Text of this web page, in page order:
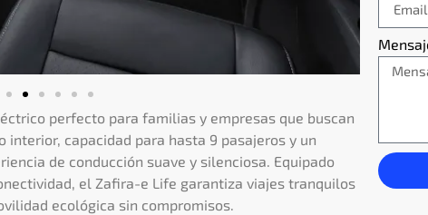
perfecto para familias y empresas que buscan
interior, capacidad para hasta 9 pasajeros y un
de conducción suave y silenciosa. Equipado
el Zafira-e Life garantiza viajes tranquilos
ecológica sin compromisos.